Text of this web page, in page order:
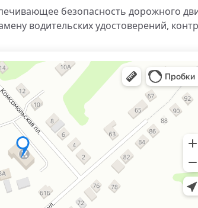
безопасность дорожного
водительских удостоверений,